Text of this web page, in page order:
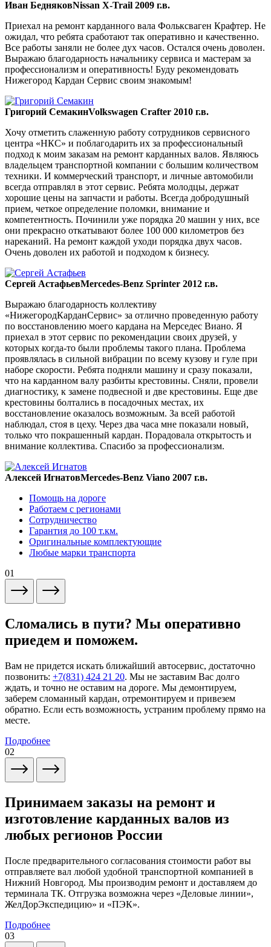
Иван БедняковNissan X-Trail 2009 г.в.
Приехал на ремонт карданного вала Фольксваген Крафтер. Не
ожидал, что ребята сработают так оперативно и качественно.
Все работы заняли не более дух часов. Остался очень доволен.
Выражаю благодарность начальнику сервиса и мастерам за
профессионализм и оперативность! Буду рекомендовать
Нижегород Кардан Сервис своим знакомым!
Григорий СемакинVolkswagen Crafter 2010 г.в.
Хочу отметить слаженную работу сотрудников сервисного
центра «НКС» и поблагодарить их за профессиональный
подход к моим заказам на ремонт карданных валов. Являюсь
владельцем транспортной компании с большим количеством
техники. И коммерческий транспорт, и личные автомобили
всегда отправлял в этот сервис. Ребята молодцы, держат
хорошие цены на запчасти и работы. Всегда добродушный
прием, четкое определение поломки, внимание и
компетентность. Починили уже порядка 20 машин у них, все
они прекрасно откатывают более 100 000 километров без
нареканий. На ремонт каждой уходи порядка двух часов.
Очень доволен их работой и подходом к бизнесу.
Сергей АстафьевMercedes-Benz Sprinter 2012 г.в.
Выражаю благодарность коллективу
«НижегородКарданСервис» за отлично проведенную работу
по восстановлению моего кардана на Мерседес Виано. Я
приехал в этот сервис по рекомендации своих друзей, у
которых когда-то были проблемы такого плана. Проблема
проявлялась в сильной вибрации по всему кузову и гуле при
наборе скорости. Ребята подняли машину и сразу показали,
что на карданном валу разбиты крестовины. Сняли, провели
диагностику, к замене подвесной и две крестовины. Еще две
крестовины болтались в посадочных местах, их
восстановление оказалось возможным. За всей работой
наблюдал, стоя в цеху. Через два часа мне показали новый,
только что покрашенный кардан. Порадовала открытость и
внимание коллектива. Спасибо за профессионализм.
Алексей ИгнатовMercedes-Benz Viano 2007 г.в.
Помощь на дороге
Работаем с регионами
Сотрудничество
Гарантия до 100 т.км.
Оригинальные комплектующие
Любые марки транспорта
01
Сломались в пути? Мы оперативно
приедем и поможем.
Вам не придется искать ближайший автосервис, достаточно
позвонить: +7(831) 424 21 20. Мы не заставим Вас долго
ждать, и точно не оставим на дороге. Мы демонтируем,
заберем сломанный кардан, отремонтируем и привезем
обратно. Если есть возможность, устраним проблему прямо на
месте.
Подробнее
02
Принимаем заказы на ремонт и
изготовление карданных валов из
любых регионов России
После предварительного согласования стоимости работ вы
отправляете вал любой удобной транспортной компанией в
Нижний Новгород. Мы производим ремонт и доставляем до
терминала ТК. Отгрузка возможна через «Деловые линии»,
ЖелДорЭкспедицию» и «ПЭК».
Подробнее
03